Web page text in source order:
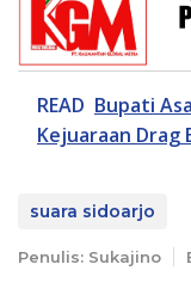
READ Bupati
Kejuaraan Drag
suara sidoarjo
Penulis: Sukajino